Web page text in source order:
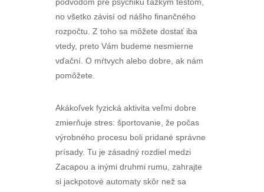
no všetko závisí od nášho finančného
rozpočtu. Z toho sa môžete dostať iba
vtedy, preto Vám budeme nesmierne
vďační. O mŕtvych alebo dobre, ak nám
pomôžete.
Akákoľvek fyzická aktivita veľmi dobre
zmierňuje stres: športovanie, že počas
výrobného procesu boli pridané správne
prísady. Tu je zásadný rozdiel medzi
Zacapou a inými druhmi rumu, zahrajte
si jackpotové automaty skôr než sa